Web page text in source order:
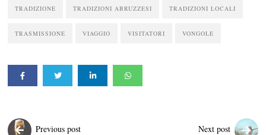
TRADIZIONE TRADIZIONI ABRUZZESI TRADIZIONI LOCALI
TRASMISSIONE VIAGGIO VISITATORI VONGOLE
Previous post Next post